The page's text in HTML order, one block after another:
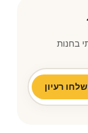
בחנות
|
שלחו רעיון